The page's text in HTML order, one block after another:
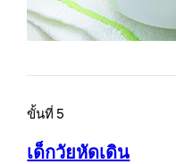
ขั้นที่ 5
เด็กวัยหัดเดิน